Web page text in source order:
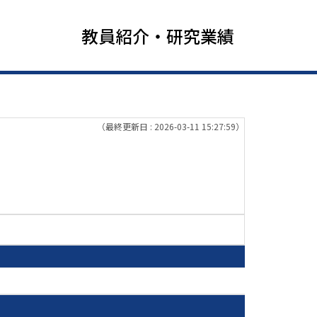
教員紹介・研究業績
（最終更新日 : 2026-03-11 15:27:59）